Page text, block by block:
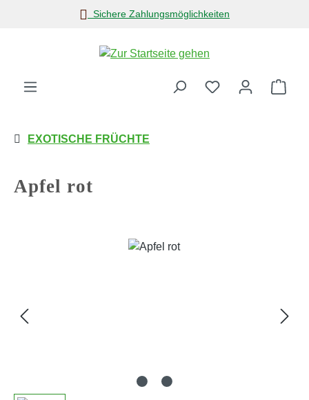
Zum Hauptinhalt springenSichere Zahlungsmöglichkeiten
EXOTISCHE FRÜCHTE
Apfel rot
Bildergalerie überspringen